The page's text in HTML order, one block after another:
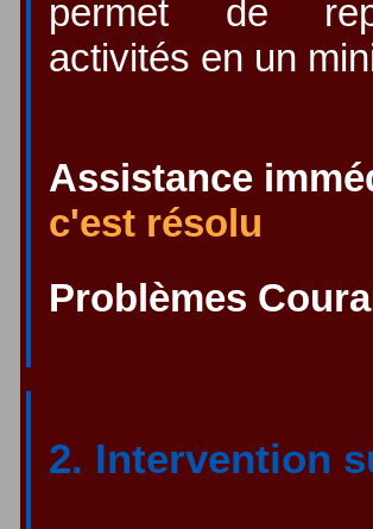
permet de
activités en un
Assistance
c'est résolu
Problèmes
2. Intervention